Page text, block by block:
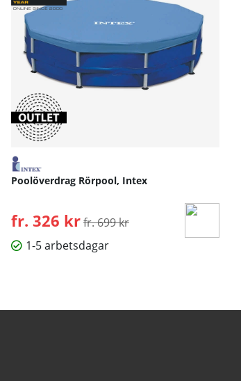
Poolöverdrag Rörpool, Intex
fr. 326 krOrdinarie pris:
fr. 699 kr
1-5 arbetsdagar